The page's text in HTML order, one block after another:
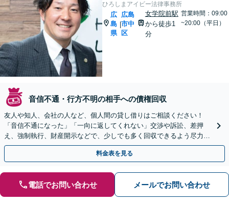
ひろしまアイビー法律事務所
広
島
県
|
広島
市中
区
女学院前駅
から徒歩1
分
営業時間：09:00
~20:00（平日）
音信不通・行方不明の相手への債権回収
友人や知人、会社の人など、個人間の貸し借りはご相談ください！
「音信不通になった」「一向に返してくれない」交渉や訴訟、差押
え、強制執行、財産開示などで、少しでも多く回収できるよう尽力
【休日・夜間対応】【女学院前駅1分】【弁護士歴15年以上】
料金表を見る
電話でお問い合わせ メールでお問い合わせ